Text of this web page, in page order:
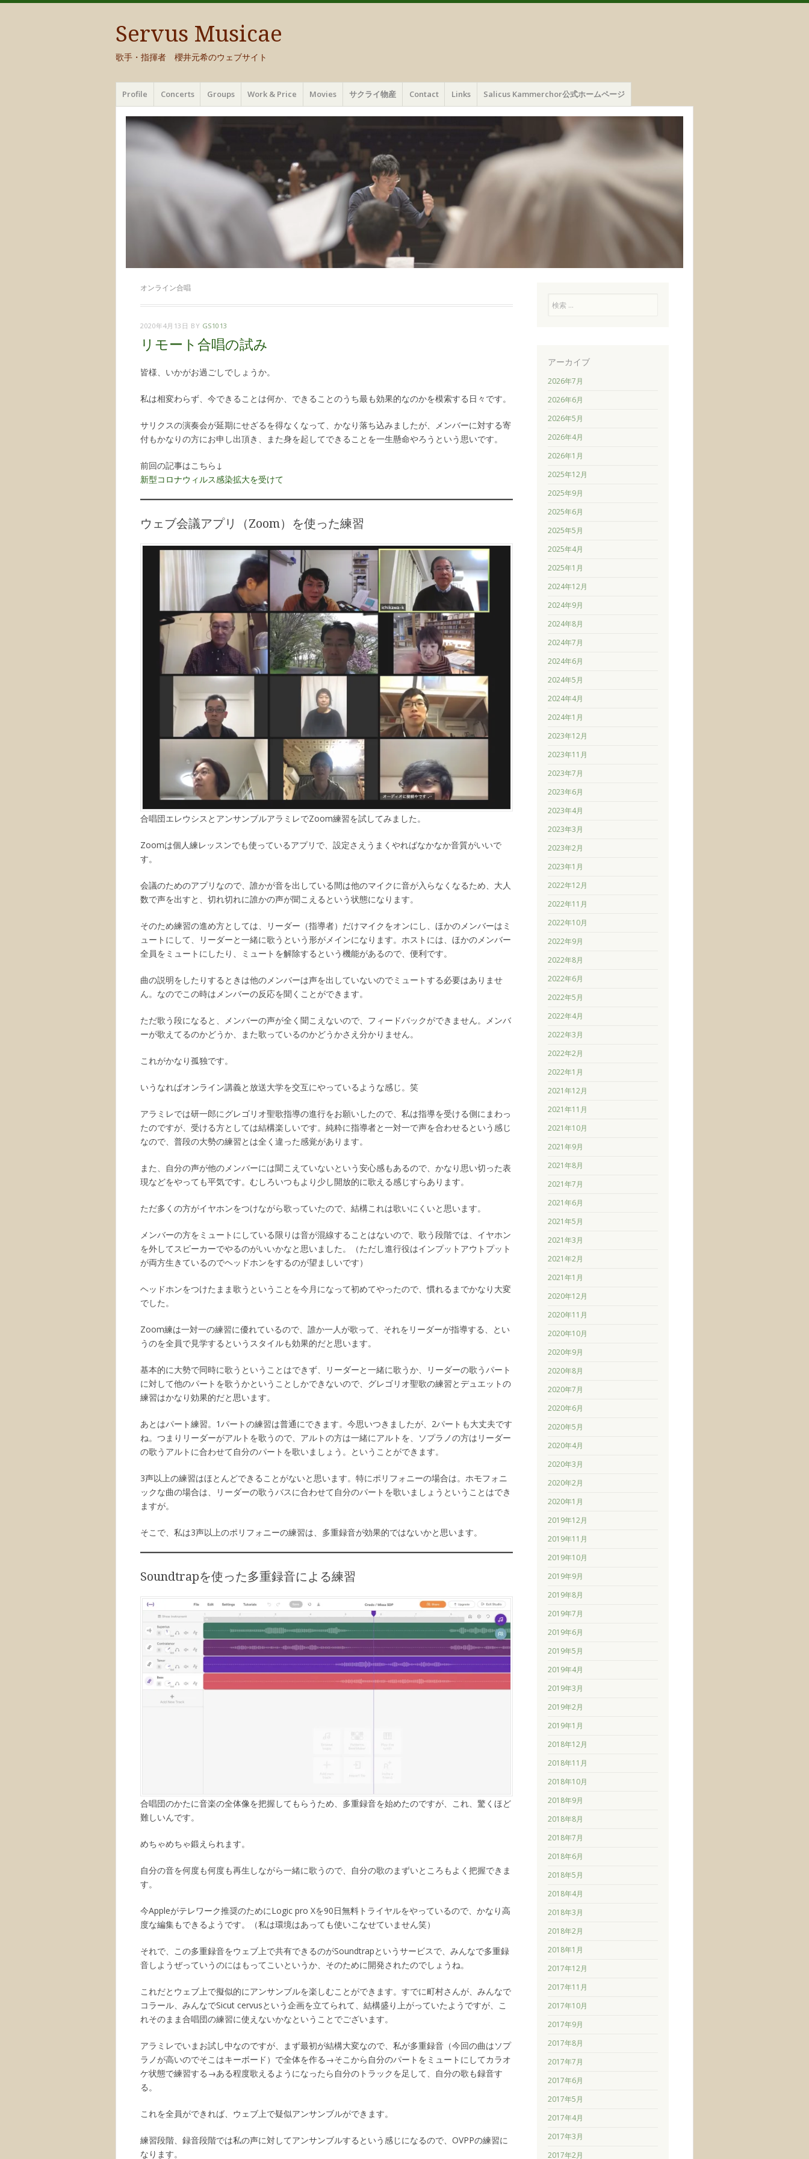
Servus Musicae
歌手・指揮者 櫻井元希のウェブサイト
メ
ニ
コ
ンProfile Concerts Groups Work & Price Movies サクライ物産 Contact Links Salicus Kammerchor公式ホームページ
オンライン合唱
2020年4月13日 BY GS1013
リモート合唱の試み
皆様、いかがお過ごしでしょうか。
私は相変わらず、今できることは何か、できることのうち最も効果的なのかを模索する日々です。
サリクスの演奏会が延期にせざるを得なくなって、かなり落ち込みましたが、メンバーに対する寄
付もかなりの方にお申し出頂き、また身を起してできることを一生懸命やろうという思いです。
前回の記事はこちら↓
新型コロナウィルス感染拡大を受けて
ウェブ会議アプリ（Zoom）を使った練習
合唱団エレウシスとアンサンブルアラミレでZoom練習を試してみました。
Zoomは個人練レッスンでも使っているアプリで、設定さえうまくやればなかなか音質がいいで
す。
会議のためのアプリなので、誰かが音を出している間は他のマイクに音が入らなくなるため、大人
数で声を出すと、切れ切れに誰かの声が聞こえるという状態になります。
そのため練習の進め方としては、リーダー（指導者）だけマイクをオンにし、ほかのメンバーはミ
ュートにして、リーダーと一緒に歌うという形がメインになります。ホストには、ほかのメンバー
全員をミュートにしたり、ミュートを解除するという機能があるので、便利です。
曲の説明をしたりするときは他のメンバーは声を出していないのでミュートする必要はありませ
ん。なのでこの時はメンバーの反応を聞くことができます。
ただ歌う段になると、メンバーの声が全く聞こえないので、フィードバックができません。メンバ
ーが歌えてるのかどうか、また歌っているのかどうかさえ分かりません。
これがかなり孤独です。
いうなればオンライン講義と放送大学を交互にやっているような感じ。笑
アラミレでは研一郎にグレゴリオ聖歌指導の進行をお願いしたので、私は指導を受ける側にまわっ
たのですが、受ける方としては結構楽しいです。純粋に指導者と一対一で声を合わせるという感じ
なので、普段の大勢の練習とは全く違った感覚があります。
また、自分の声が他のメンバーには聞こえていないという安心感もあるので、かなり思い切った表
現などをやっても平気です。むしろいつもより少し開放的に歌える感じすらあります。
ただ多くの方がイヤホンをつけながら歌っていたので、結構これは歌いにくいと思います。
メンバーの方をミュートにしている限りは音が混線することはないので、歌う段階では、イヤホン
を外してスピーカーでやるのがいいかなと思いました。（ただし進行役はインプットアウトプット
が両方生きているのでヘッドホンをするのが望ましいです）
ヘッドホンをつけたまま歌うということを今月になって初めてやったので、慣れるまでかなり大変
でした。
Zoom練は一対一の練習に優れているので、誰か一人が歌って、それをリーダーが指導する、とい
うのを全員で見学するというスタイルも効果的だと思います。
基本的に大勢で同時に歌うということはできず、リーダーと一緒に歌うか、リーダーの歌うパート
に対して他のパートを歌うかということしかできないので、グレゴリオ聖歌の練習とデュエットの
練習はかなり効果的だと思います。
あとはパート練習。1パートの練習は普通にできます。今思いつきましたが、2パートも大丈夫です
ね。つまりリーダーがアルトを歌うので、アルトの方は一緒にアルトを、ソプラノの方はリーダー
の歌うアルトに合わせて自分のパートを歌いましょう。ということができます。
3声以上の練習はほとんどできることがないと思います。特にポリフォニーの場合は。ホモフォニ
ックな曲の場合は、リーダーの歌うバスに合わせて自分のパートを歌いましょうということはでき
ますが。
そこで、私は3声以上のポリフォニーの練習は、多重録音が効果的ではないかと思います。
Soundtrapを使った多重録音による練習
合唱団のかたに音楽の全体像を把握してもらうため、多重録音を始めたのですが、これ、驚くほど
難しいんです。
めちゃめちゃ鍛えられます。
自分の音を何度も何度も再生しながら一緒に歌うので、自分の歌のまずいところもよく把握できま
す。
今Appleがテレワーク推奨のためにLogic pro Xを90日無料トライヤルをやっているので、かなり高
度な編集もできるようです。（私は環境はあっても使いこなせていません笑）
それで、この多重録音をウェブ上で共有できるのがSoundtrapというサービスで、みんなで多重録
音しようぜっていうのにはもってこいというか、そのために開発されたのでしょうね。
これだとウェブ上で擬似的にアンサンブルを楽しむことができます。すでに町村さんが、みんなで
コラール、みんなでSicut cervusという企画を立てられて、結構盛り上がっていたようですが、こ
れそのまま合唱団の練習に使えないかなということでございます。
アラミレでいまお試し中なのですが、まず最初が結構大変なので、私が多重録音（今回の曲はソプ
ラノが高いのでそこはキーボード）で全体を作る→そこから自分のパートをミュートにしてカラオ
ケ状態で練習する→ある程度歌えるようになったら自分のトラックを足して、自分の歌も録音す
る。
これを全員ができれば、ウェブ上で疑似アンサンブルができます。
練習段階、録音段階では私の声に対してアンサンブルするという感じになるので、OVPPの練習に
なります。
索
アーカイブ
2026年7月
2026年6月
2026年5月
2026年4月
2026年1月
2025年12月
2025年9月
2025年6月
2025年5月
2025年4月
2025年1月
2024年12月
2024年9月
2024年8月
2024年7月
2024年6月
2024年5月
2024年4月
2024年1月
2023年12月
2023年11月
2023年7月
2023年6月
2023年4月
2023年3月
2023年2月
2023年1月
2022年12月
2022年11月
2022年10月
2022年9月
2022年8月
2022年6月
2022年5月
2022年4月
2022年3月
2022年2月
2022年1月
2021年12月
2021年11月
2021年10月
2021年9月
2021年8月
2021年7月
2021年6月
2021年5月
2021年3月
2021年2月
2021年1月
2020年12月
2020年11月
2020年10月
2020年9月
2020年8月
2020年7月
2020年6月
2020年5月
2020年4月
2020年3月
2020年2月
2020年1月
2019年12月
2019年11月
2019年10月
2019年9月
2019年8月
2019年7月
2019年6月
2019年5月
2019年4月
2019年3月
2019年2月
2019年1月
2018年12月
2018年11月
2018年10月
2018年9月
2018年8月
2018年7月
2018年6月
2018年5月
2018年4月
2018年3月
2018年2月
2018年1月
2017年12月
2017年11月
2017年10月
2017年9月
2017年8月
2017年7月
2017年6月
2017年5月
2017年4月
2017年3月
2017年2月